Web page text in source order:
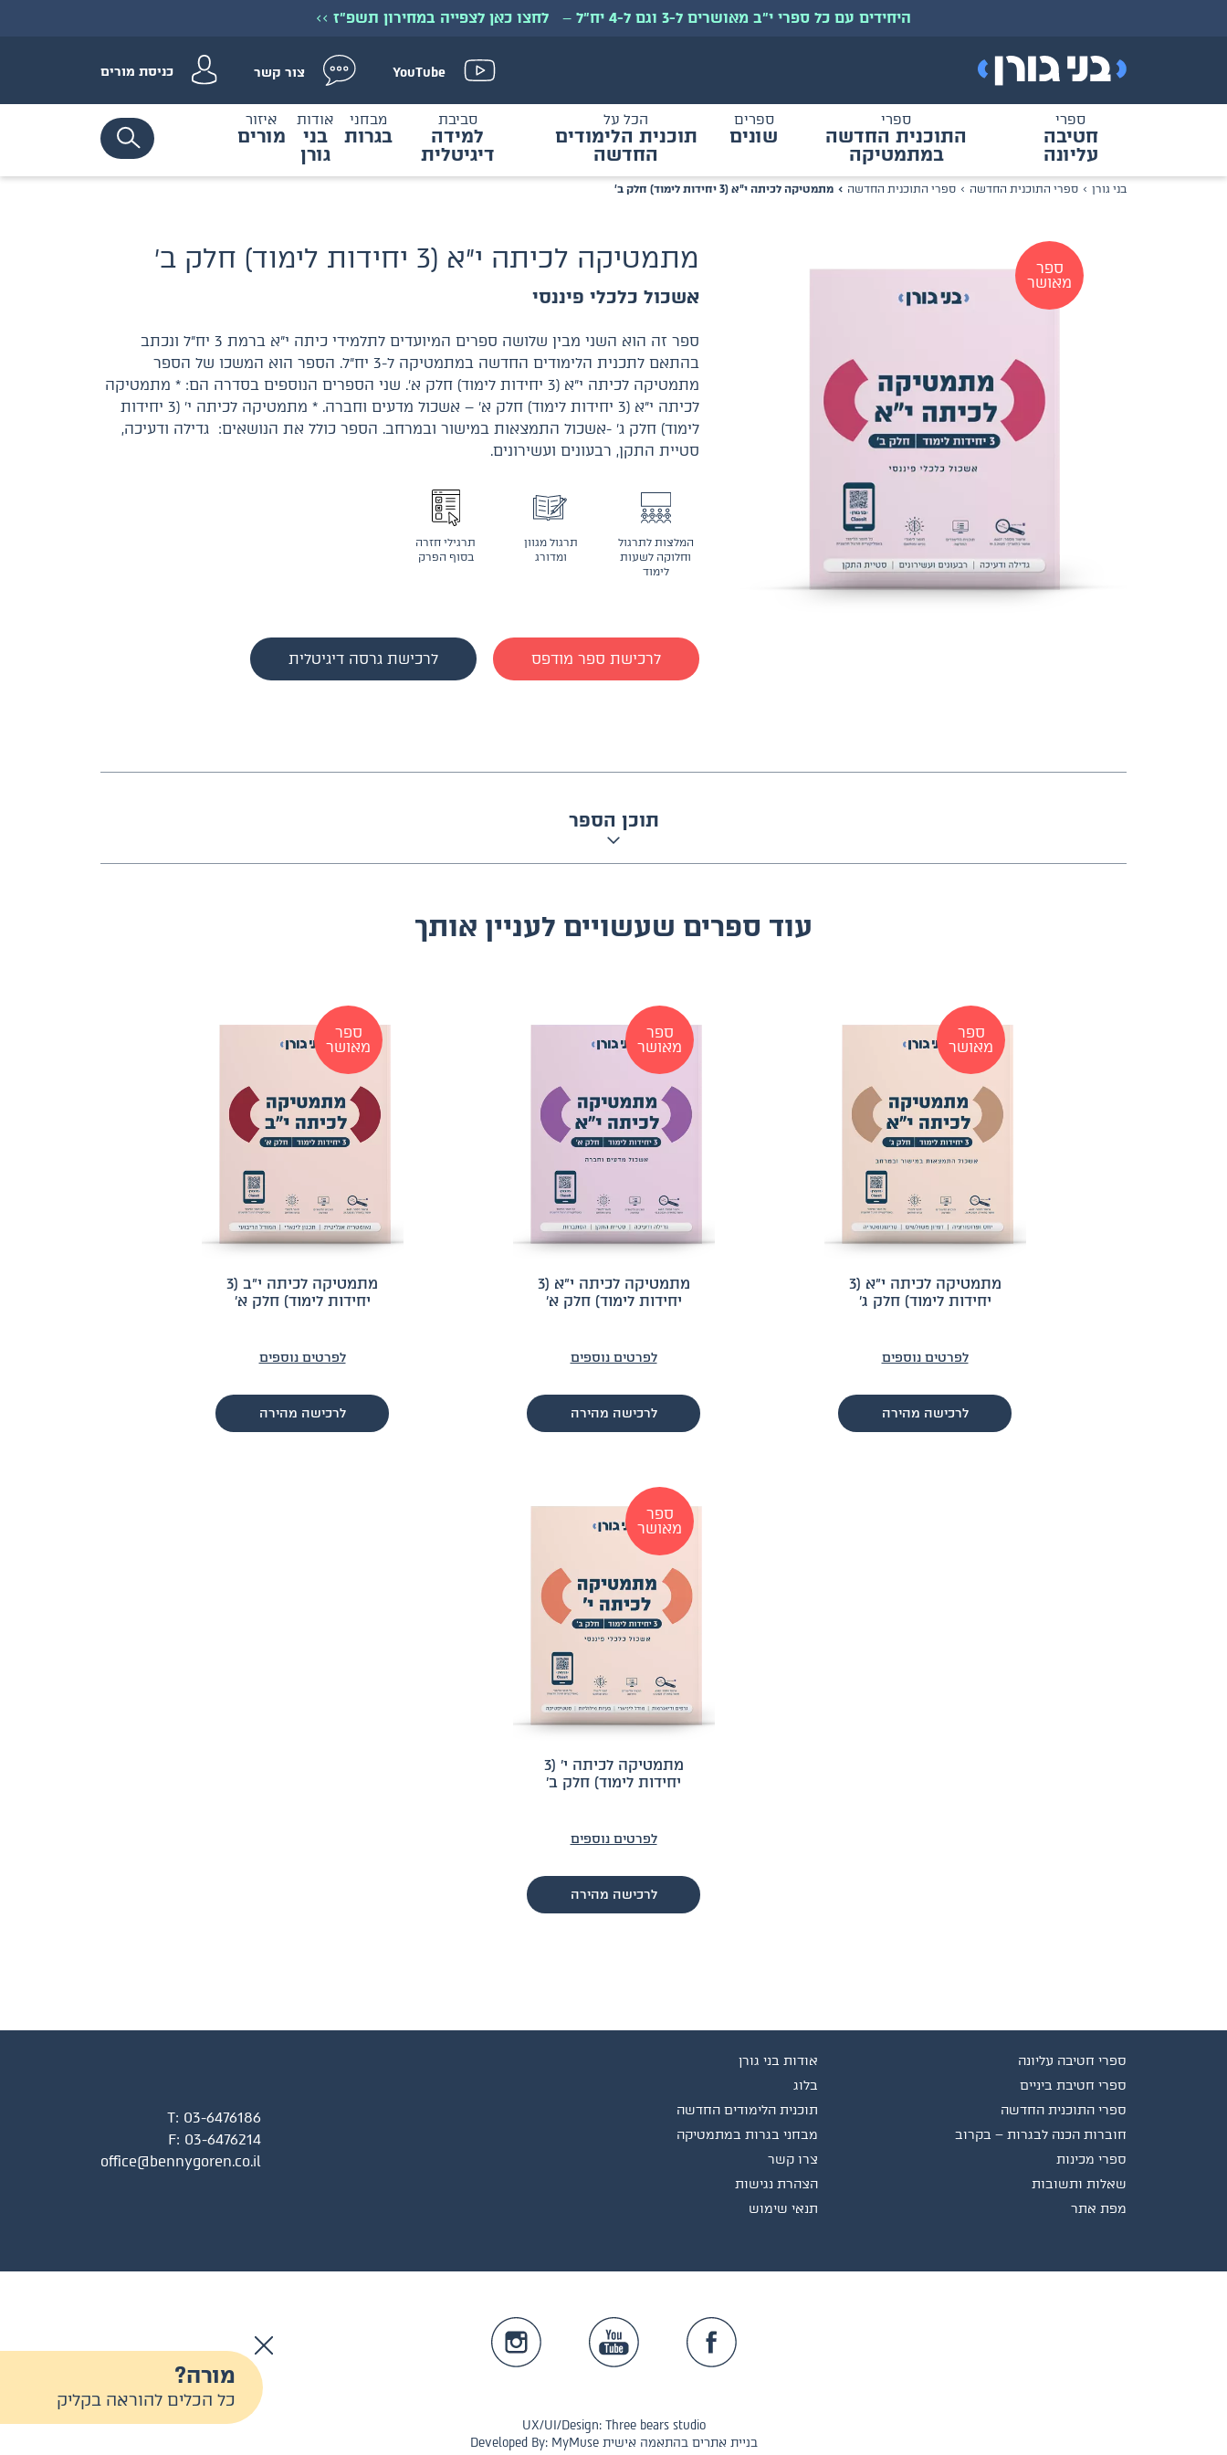
היחידים עם כל ספרי י״ב מאושרים ל-3 וגם ל-4 יח״ל – לחצו כאן לצפייה במחירון תשפ״ז >>
YouTube צור קשר כניסת מורים
ספרי
חטיבה
עליונה
ספרי
התוכנית החדשה
במתמטיקה
ספרים
שונים
הכל על
תוכנית הלימודים
החדשה
סביבת
למידה
דיגיטלית
מבחני
בגרות
אודות
בני
גורן
איזור
מורים
מתמטיקה לכיתה י״א (3 יחידות לימוד) חלק ב׳ ספרי התוכנית החדשה ספרי התוכנית החדשה בני גורן
ספר
מאושר
מתמטיקה לכיתה י״א (3 יחידות לימוד) חלק ב׳
אשכול כלכלי פיננסי
ספר זה הוא השני מבין שלושה ספרים המיועדים לתלמידי כיתה י״א ברמת 3 יח״ל ונכתב
בהתאם לתכנית הלימודים החדשה במתמטיקה ל-3 יח״ל. הספר הוא המשכו של הספר
מתמטיקה לכיתה י״א (3 יחידות לימוד) חלק א׳. שני הספרים הנוספים בסדרה הם: * מתמטיקה
לכיתה י״א (3 יחידות לימוד) חלק א׳ – אשכול מדעים וחברה. * מתמטיקה לכיתה י׳ (3 יחידות
לימוד) חלק ג׳ -אשכול התמצאות במישור ובמרחב. הספר כולל את הנושאים: גדילה ודעיכה,
סטיית התקן, רבעונים ועשירונים.
המלצות לתרגול
וחלוקה לשעות
לימוד
תרגול מגוון
ומדורג
תרגילי חזרה
בסוף הפרק
לרכישת ספר מודפס לרכישת גרסה דיגיטלית
תוכן הספר
עוד ספרים שעשויים לעניין אותך
ספר
מאושר
מתמטיקה לכיתה י״א (3
יחידות לימוד) חלק ג׳
לפרטים נוספים
לרכישה מהירה
ספר
מאושר
מתמטיקה לכיתה י״א (3
יחידות לימוד) חלק א׳
לפרטים נוספים
לרכישה מהירה
ספר
מאושר
מתמטיקה לכיתה י״ב (3
יחידות לימוד) חלק א׳
לפרטים נוספים
לרכישה מהירה
ספר
מאושר
מתמטיקה לכיתה י׳ (3
יחידות לימוד) חלק ב׳
לפרטים נוספים
לרכישה מהירה
T: 03-6476186
F: 03-6476214
office@bennygoren.co.il
ספרי חטיבה עליונה
ספרי חטיבת ביניים
ספרי התוכנית החדשה
חוברות הכנה לבגרות – בקרוב
ספרי מכינות
שאלות ותשובות
מפת אתר
אודות בני גורן
בלוג
תוכנית הלימודים החדשה
מבחני בגרות במתמטיקה
צרו קשר
הצהרת נגישות
תנאי שימוש
UX/UI/Design: Three bears studio
Developed By: MyMuse בניית אתרים בהתאמה אישית
מורה?
כל הכלים להוראה בקליק